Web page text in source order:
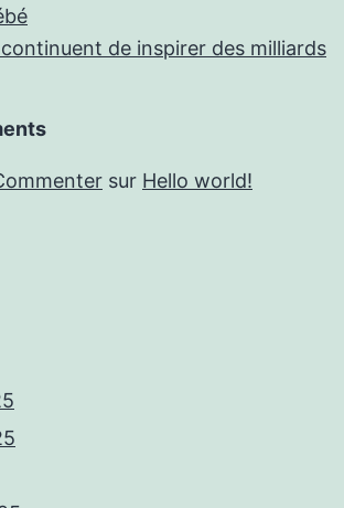
de inspirer des milliards
sur Hello world!